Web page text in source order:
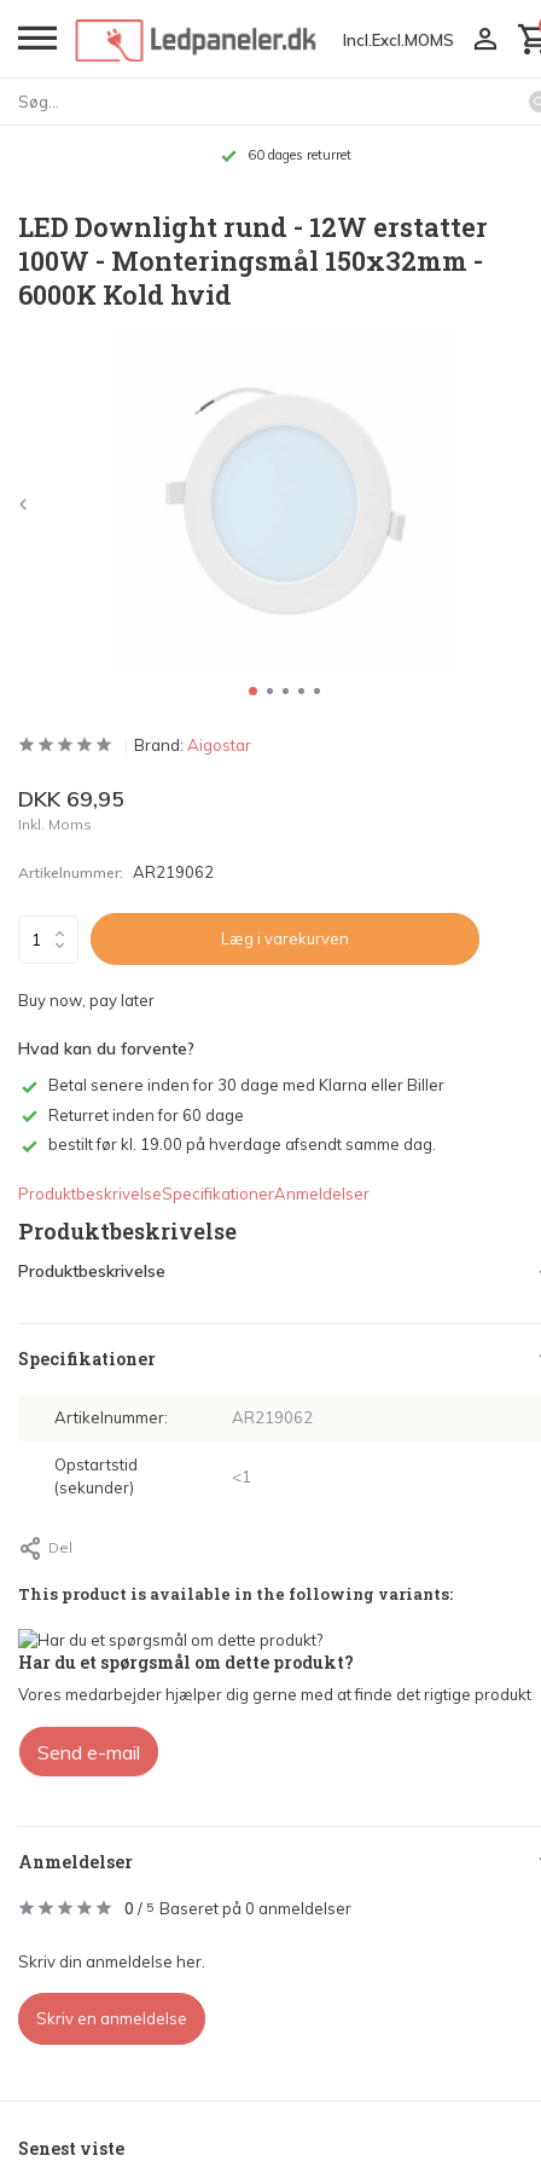
Incl. Excl. MOMS
60 dages returret
LED Downlight rund - 12W erstatter
100W - Monteringsmål 150x32mm -
6000K Kold hvid
Brand: Aigostar
DKK 69,95
Inkl. Moms
Artikelnummer: AR219062
Læg i varekurven
Buy now, pay later
Hvad kan du forvente?
Betal senere inden for 30 dage med Klarna eller Biller
Returret inden for 60 dage
bestilt før kl. 19.00 på hverdage afsendt samme dag.
ProduktbeskrivelseSpecifikationerAnmeldelser
Produktbeskrivelse
Produktbeskrivelse
Specifikationer
Artikelnummer: AR219062
Opstartstid
(sekunder)
<1
Del
This product is available in the following variants:
Har du et spørgsmål om dette produkt?
Vores medarbejder hjælper dig gerne med at finde det rigtige produkt
Send e-mail
Anmeldelser
0 / 5 Baseret på 0 anmeldelser
Skriv din anmeldelse her.
Skriv en anmeldelse
Senest viste